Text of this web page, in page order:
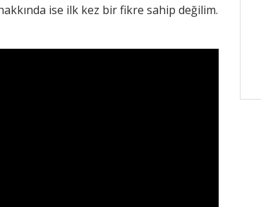
ise ilk kez bir fikre sahip değilim.